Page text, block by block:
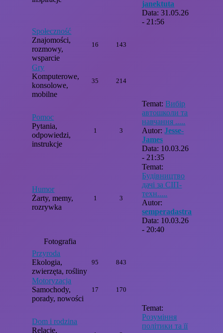
janektuta
Data: 31.05.26
- 21:56
Społeczność
Znajomości,
rozmowy,
wsparcie
16 143
Gry
Komputerowe,
konsolowe,
mobilne
35 214
Pomoc
Pytania,
odpowiedzi,
instrukcje
1 3
Temat:Вибір
автошколи та
навчання .....
Autor:Jesse-
James
Data: 10.03.26
- 21:35
Humor
Żarty, memy,
rozrywka
1 3
Temat:
Будівництво
дачі за СІП-
техн.....
Autor:
semperadastra
Data: 10.03.26
- 20:40
Fotografia
Przyroda
Ekologia,
zwierzęta, rośliny
95 843
Motoryzacja
Samochody,
porady, nowości
17 170
Dom i rodzina
Relacje,
Temat:
Розуміння
політики та її